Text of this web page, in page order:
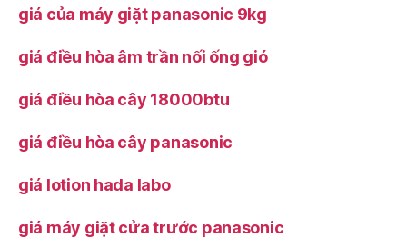
giá của máy giặt panasonic 9kg
giá điều hòa âm trần nối ống gió
giá điều hòa cây 18000btu
giá điều hòa cây panasonic
giá lotion hada labo
giá máy giặt cửa trước panasonic